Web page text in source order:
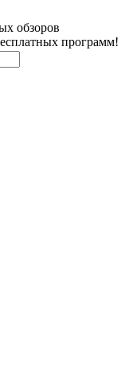
обзоров
программ!